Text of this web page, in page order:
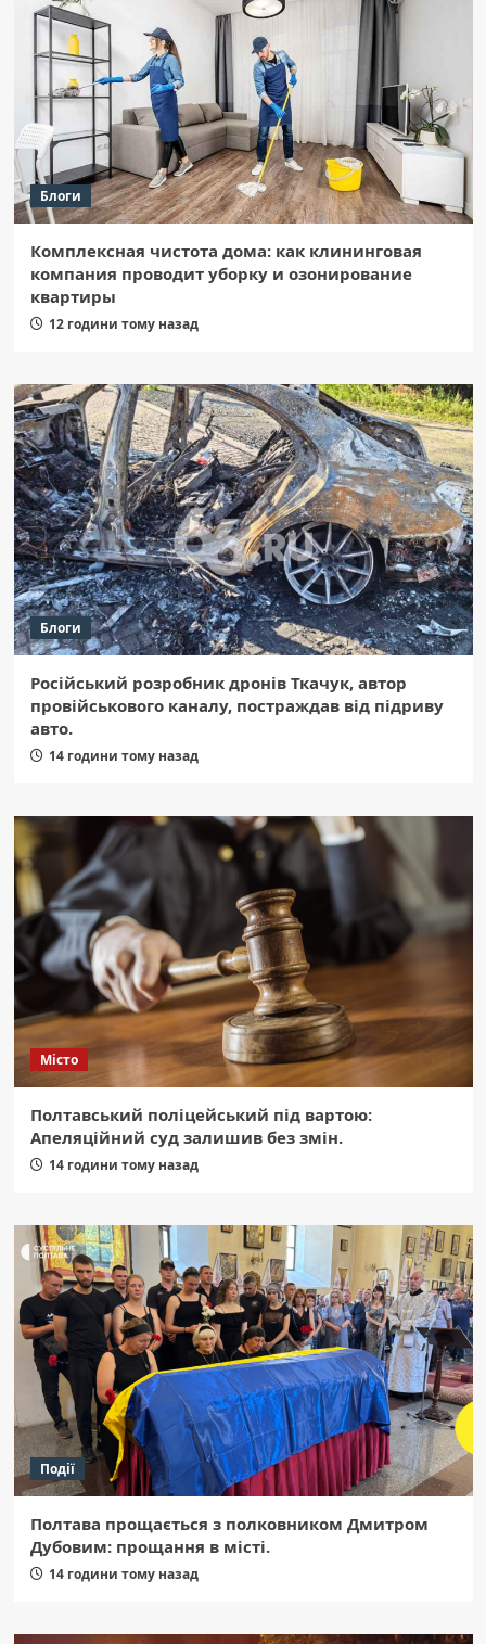
Блоги
Комплексная чистота дома: как клининговая
компания проводит уборку и озонирование
квартиры
12 години тому назад
Блоги
Російський розробник дронів Ткачук, автор
провійськового каналу, постраждав від підриву
авто.
14 години тому назад
Місто
Полтавський поліцейський під вартою:
Апеляційний суд залишив без змін.
14 години тому назад
Події
Полтава прощається з полковником Дмитром
Дубовим: прощання в місті.
14 години тому назад